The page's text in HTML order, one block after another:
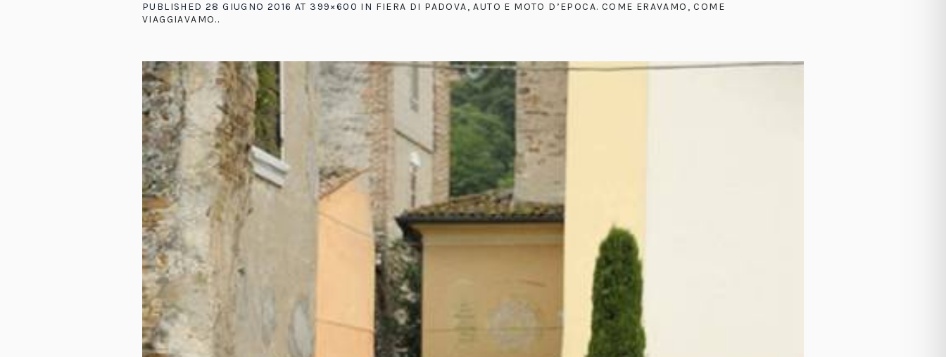
PUBLISHED 28 GIUGNO 2016 AT 399×600 IN FIERA DI PADOVA, AUTO E MOTO D’EPOCA. COME ERAVAMO, COME
VIAGGIAVAMO..